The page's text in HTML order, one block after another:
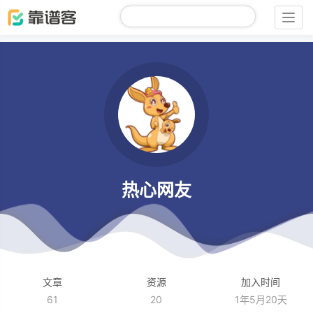
热心网友
文章
61
资源
20
加入时间
1年5月20天